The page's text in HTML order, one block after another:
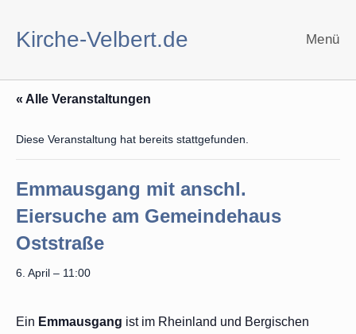
springen
Kirche-Velbert.de Menü
« Alle Veranstaltungen
Diese Veranstaltung hat bereits stattgefunden.
Emmausgang mit anschl.
Eiersuche am Gemeindehaus
Oststraße
6. April – 11:00
Ein Emmausgang ist im Rheinland und Bergischen